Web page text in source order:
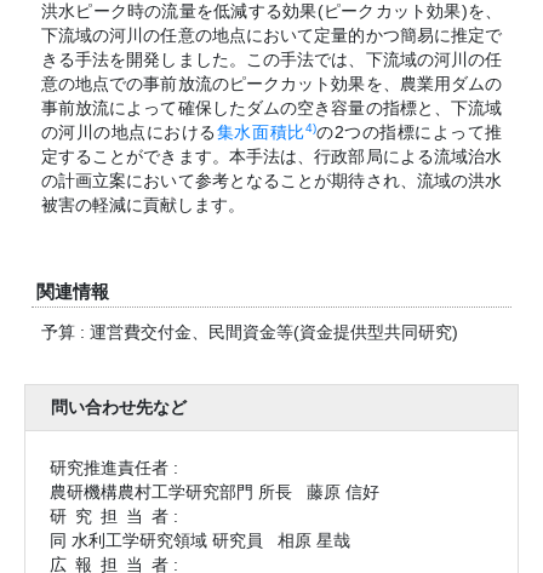
洪水ピーク時の流量を低減する効果(ピークカット効果)を、
下流域の河川の任意の地点において定量的かつ簡易に推定で
きる手法を開発しました。この手法では、下流域の河川の任
意の地点での事前放流のピークカット効果を、農業用ダムの
事前放流によって確保したダムの空き容量の指標と、下流域
の河川の地点における集水面積比4)の2つの指標によって推
定することができます。本手法は、行政部局による流域治水
の計画立案において参考となることが期待され、流域の洪水
被害の軽減に貢献します。
関連情報
予算 : 運営費交付金、民間資金等(資金提供型共同研究)
問い合わせ先など
研究推進責任者 :
農研機構農村工学研究部門 所長
藤原 信好
研究担当 者 :
同 水利工学研究領域 研究員
相原 星哉
広報担当 者 :